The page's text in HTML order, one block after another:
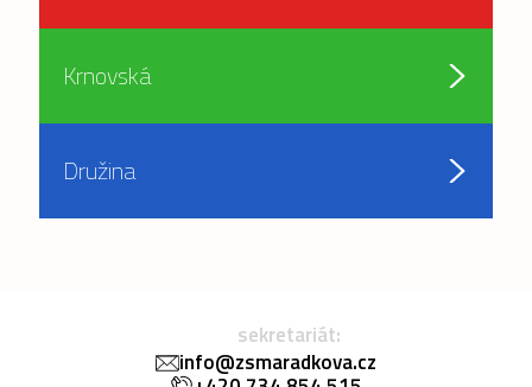
Krnovská
Družina
sekretariát:
info@zsmaradkova.cz